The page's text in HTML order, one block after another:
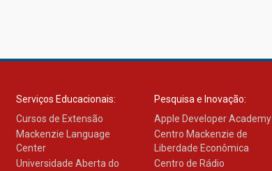
Serviços Educacionais:
Cursos de Extensão
Mackenzie Language
Center
Universidade Aberta do
Pesquisa e Inovação:
Apple Developer Academy
Centro Mackenzie de
Liberdade Econômica
Centro de Rádio